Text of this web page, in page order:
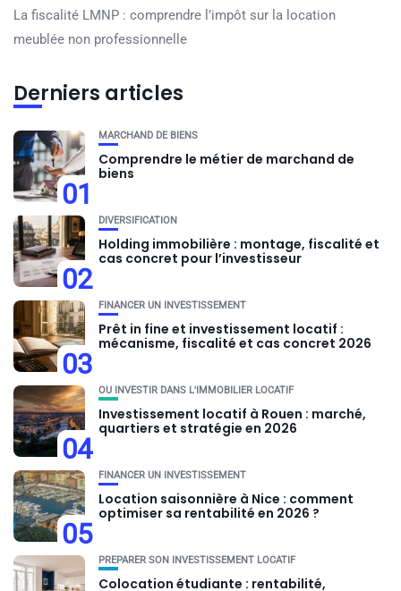
La fiscalité LMNP : comprendre l’impôt sur la location
meublée non professionnelle
Derniers articles
01
MARCHAND DE BIENS
Comprendre le métier de marchand de
biens
02
DIVERSIFICATION
Holding immobilière : montage, fiscalité et
cas concret pour l’investisseur
03
FINANCER UN INVESTISSEMENT
Prêt in fine et investissement locatif :
mécanisme, fiscalité et cas concret 2026
04
OU INVESTIR DANS L'IMMOBILIER LOCATIF
Investissement locatif à Rouen : marché,
quartiers et stratégie en 2026
05
FINANCER UN INVESTISSEMENT
Location saisonnière à Nice : comment
optimiser sa rentabilité en 2026 ?
PRÉPARER SON INVESTISSEMENT LOCATIF
Colocation étudiante : rentabilité,